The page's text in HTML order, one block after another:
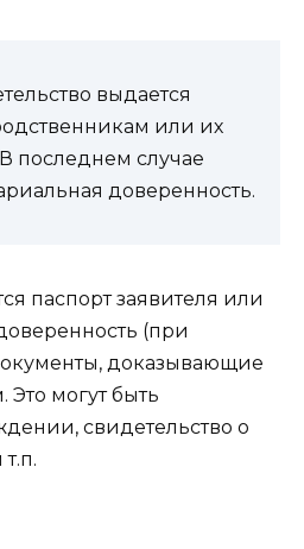
выдается
или их
последнем случае
доверенность.
паспорт заявителя или
(при
доказывающие
могут быть
свидетельство о